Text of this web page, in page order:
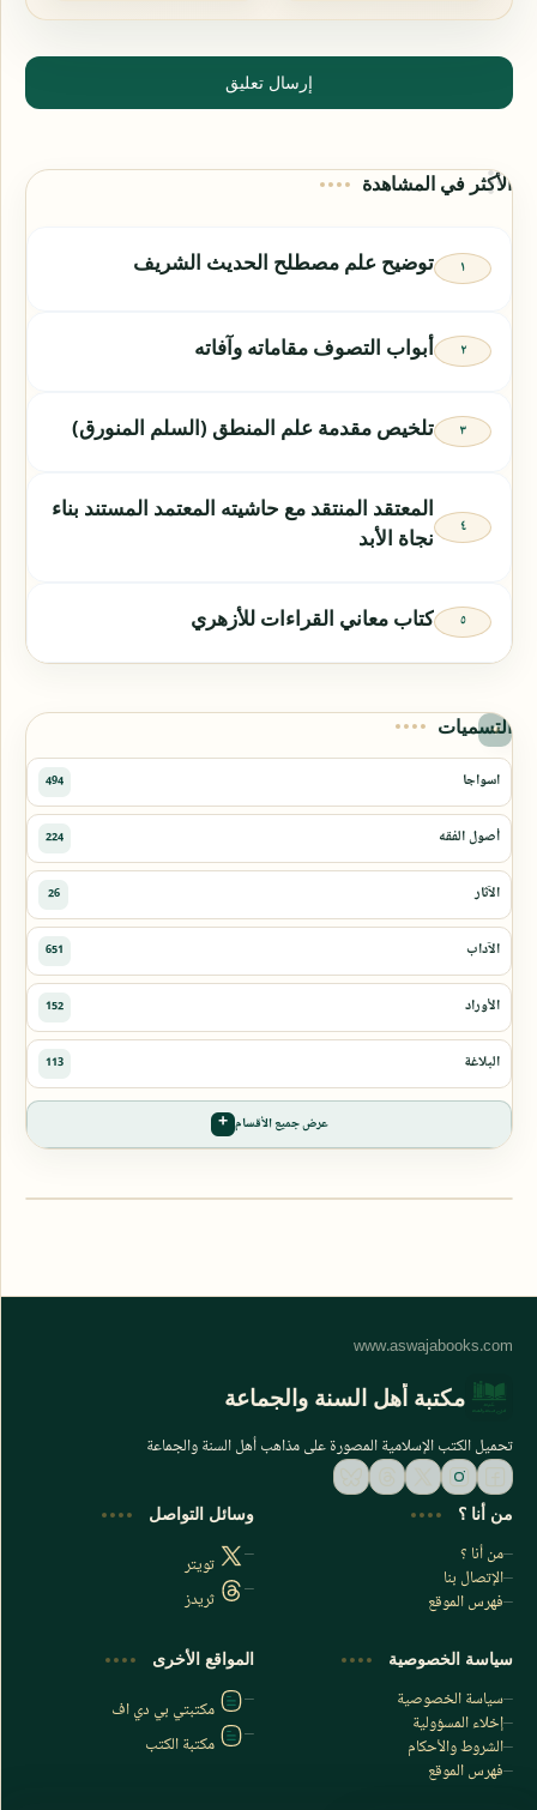
إرسال تعليق
الأكثر في المشاهدة
توضيح علم مصطلح الحديث الشريف
أبواب التصوف مقاماته وآفاته
تلخيص مقدمة علم المنطق (السلم المنورق)
المعتقد المنتقد مع حاشيته المعتمد المستند بناء
نجاة الأبد
كتاب معاني القراءات للأزهري
التسميات
عرض جميع الأقسام
اشترك الآن
اشترك في قناتنا على تليجرام
مكتبة أهل السنة والجماعة
تحميل الكتب الإسلامية المصورة على مذاهب أهل السنة والجماعة
من أنا ؟
من أنا ؟
الإتصال بنا
فهرس الموقع
وسائل التواصل
تويتر
ثريدز
سياسة الخصوصية
سياسة الخصوصية
إخلاء المسؤولية
الشروط والأحكام
فهرس الموقع
المواقع الأخرى
مكتبتي بي دي اف
مكتبة الكتب